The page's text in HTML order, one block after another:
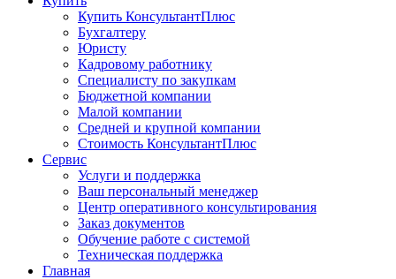
Купить КонсультантПлюс
Бухгалтеру
Юристу
Кадровому работнику
Специалисту по закупкам
Бюджетной компании
Малой компании
Средней и крупной компании
Стоимость КонсультантПлюс
Сервис
Услуги и поддержка
Ваш персональный менеджер
Центр оперативного консультирования
Заказ документов
Обучение работе с системой
Техническая поддержка
Главная